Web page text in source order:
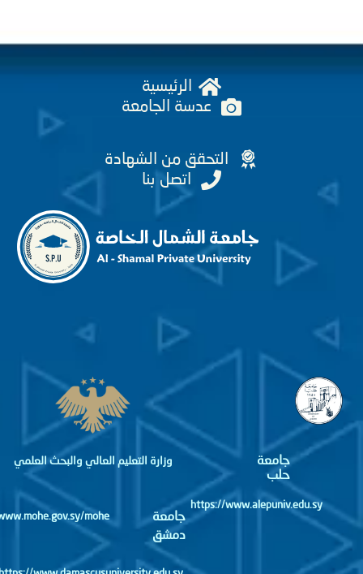
الرئيسية
عدسة الجامعة
التحقق من الشهادة
اتصل بنا
جامعة
https://www.alepuniv.edu.sy
جامعة
دمشق
وزارة التعليم العالي والبحث العلمي
http://www.mohe.gov.sy/mohe